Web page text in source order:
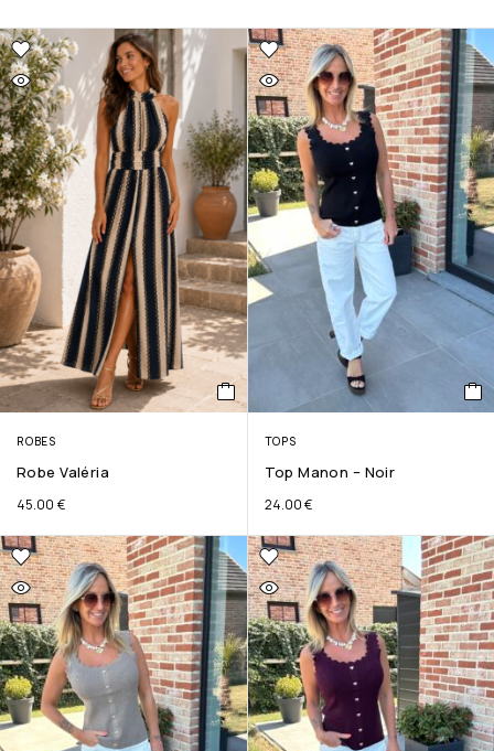
ROBES
Robe Valéria
45.00 €
TOPS
Top Manon – Noir
24.00€